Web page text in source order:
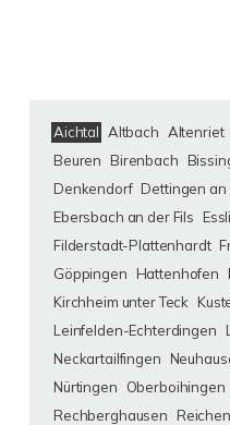
Aichtal Altbach Altenriet
Beuren
Birenbach
Denkendorf Dettingen an
Ebersbach an der Fils
Filderstadt-Plattenhardt
Göppingen
Hattenhofen
Kirchheim unter Teck
Leinfelden-Echterdingen
Neckartailfingen
Nürtingen
Oberboihingen
Rechberghausen